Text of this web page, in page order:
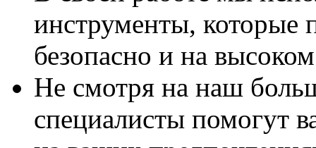
инструменты, которые
безопасно и на
Не смотря на наш
специалисты помогут